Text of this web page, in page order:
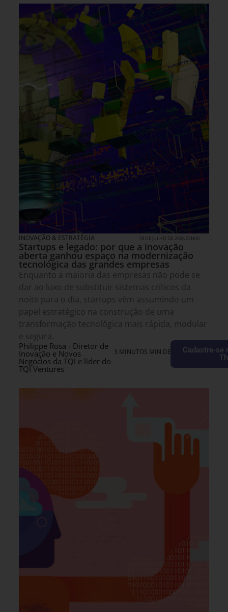
INOVAÇÃO & ESTRATÉGIA 18 DE JULHO DE 2026 07H00
Startups e legado: por que a inovação
aberta ganhou espaço na modernização
tecnológica das grandes empresas
Enquanto a maioria das empresas não pode se
dar ao luxo de substituir sistemas críticos da
noite para o dia, startups vêm assumindo um
papel estratégico na construção de uma
transformação tecnológica mais rápida, modular
e segura.
Philippe Rosa - Diretor de
Inovação e Novos
Negócios da TQI e líder do
TQI Ventures
3 MINUTOS MIN DE LEITURACadastre-se